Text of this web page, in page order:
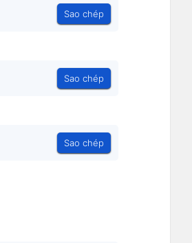
Sao chép
Sao chép
Sao chép